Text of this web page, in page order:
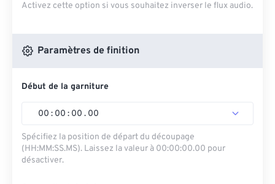
Activez cette option si vous souhaitez inverser le flux audio.
Paramètres de finition
Début de la garniture
00 : 00 : 00 . 00
Spécifiez la position de départ du découpage
(HH:MM:SS.MS). Laissez la valeur à 00:00:00.00 pour
désactiver.